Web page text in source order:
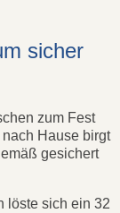
sicher
zum Fest
Hause birgt
gesichert
löste sich ein 32